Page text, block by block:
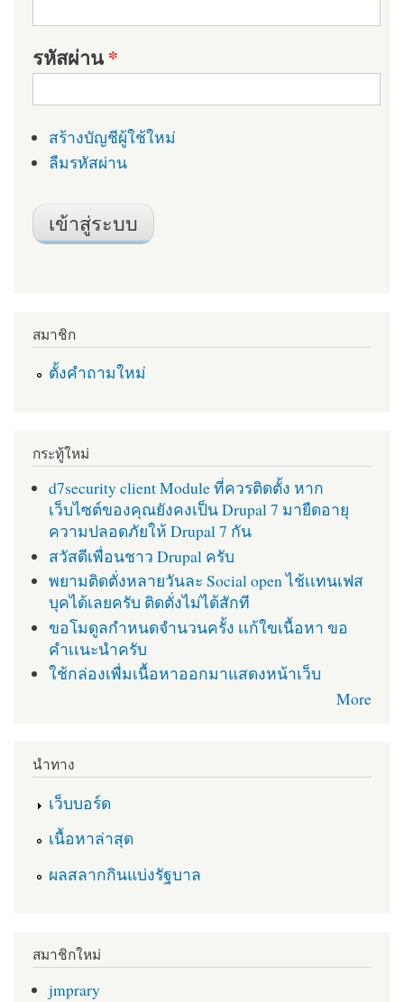
รหัสผ่าน*
สร้างบัญชีผู้ใช้ใหม่
ลืมรหัสผ่าน
สมาชิก
ตั้งคำถามใหม่
กระทู้ใหม่
d7security client Module ที่ควรติดตั้ง หาก
เว็บไซต์ของคุณยังคงเป็น Drupal 7 มายืดอายุ
ความปลอดภัยให้ Drupal 7 กัน
สวัสดีเพื่อนชาว Drupal ครับ
พยามติดตั่งหลายวันละ Social open ไช้เเทนเฟส
บุคได้เลยครับ ติดตั่งไม่ได้สักที
ขอโมดูลกำหนดจำนวนครั้ง เเก้ใขเนื้อหา ขอ
คำเเนะนำครับ
ใช้กล่องเพื่มเนื้อหาออกมาแสดงหน้าเว็บ
More
นำทาง
เว็บบอร์ด
เนื้อหาล่าสุด
ผลสลากกินแบ่งรัฐบาล
สมาชิกใหม่
jmprary